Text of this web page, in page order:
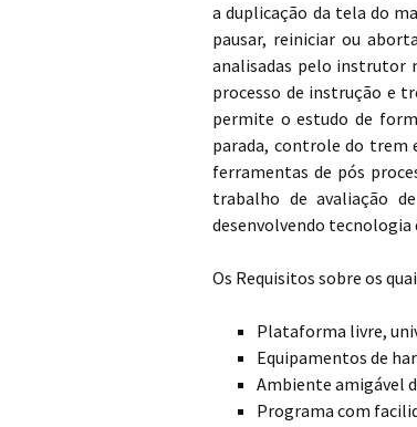
a duplicação da tela do
pausar, reiniciar ou
analisadas pelo instrutor
processo de instrução e
permite o estudo de
parada, controle do trem
ferramentas de pós
trabalho de avaliação
desenvolvendo
Os Requisitos sobre os
Plataforma livre,
Equipamentos de
Ambiente amigável
Programa com